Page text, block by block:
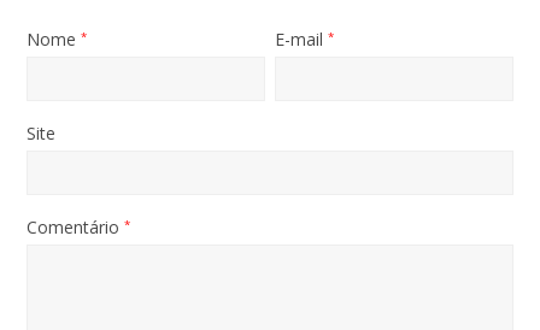
Nome* E-mail*
Site
Comentário*